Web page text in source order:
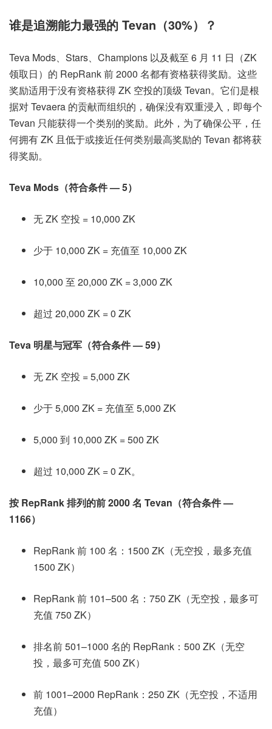
谁是追溯能力最强的 Tevan（30%）？
Teva Mods、Stars、Champions 以及截至 6 月 11 日（ZK
领取日）的 RepRank 前 2000 名都有资格获得奖励。这些
奖励适用于没有资格获得 ZK 空投的顶级 Tevan。它们是根
据对 Tevaera 的贡献而组织的，确保没有双重浸入，即每个
Tevan 只能获得一个类别的奖励。此外，为了确保公平，任
何拥有 ZK 且低于或接近任何类别最高奖励的 Tevan 都将获
得奖励。
Teva Mods（符合条件 — 5）
无 ZK 空投 = 10,000 ZK
少于 10,000 ZK = 充值至 10,000 ZK
10,000 至 20,000 ZK = 3,000 ZK
超过 20,000 ZK = 0 ZK
Teva 明星与冠军（符合条件 — 59）
无 ZK 空投 = 5,000 ZK
少于 5,000 ZK = 充值至 5,000 ZK
5,000 到 10,000 ZK = 500 ZK
超过 10,000 ZK = 0 ZK。
按 RepRank 排列的前 2000 名 Tevan（符合条件 —
1166）
RepRank 前 100 名：1500 ZK（无空投，最多充值
1500 ZK）
RepRank 前 101–500 名：750 ZK（无空投，最多可
充值 750 ZK）
排名前 501–1000 名的 RepRank：500 ZK（无空
投，最多可充值 500 ZK）
前 1001–2000 RepRank：250 ZK（无空投，不适用
充值）